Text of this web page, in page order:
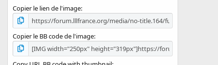
)
Copier le lien de l'image
Copier le BB code de l'image